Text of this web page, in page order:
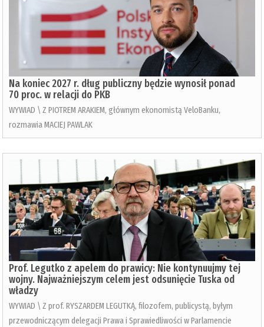
Na koniec 2027 r. dług publiczny będzie wynosił ponad
70 proc. w relacji do PKB
WYWIAD \ Z PIOTREM ARAKIEM, głównym ekonomistą VeloBanku,
rozmawia MACIEJ PAWLAK
Prof. Legutko z apelem do prawicy: Nie kontynuujmy tej
wojny. Najważniejszym celem jest odsunięcie Tuska od
władzy
WYWIAD \ Z prof. RYSZARDEM LEGUTKĄ, filozofem, publicystą, byłym
przewodniczącym delegacji Prawa i Sprawiedliwości w Parlamencie